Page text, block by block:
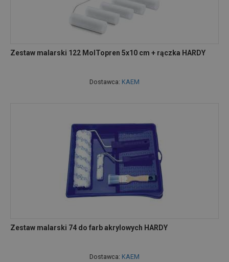
Zestaw malarski 122 MolTopren 5x10 cm + rączka HARDY
Dostawca: KAEM
Zestaw malarski 74 do farb akrylowych HARDY
Dostawca: KAEM